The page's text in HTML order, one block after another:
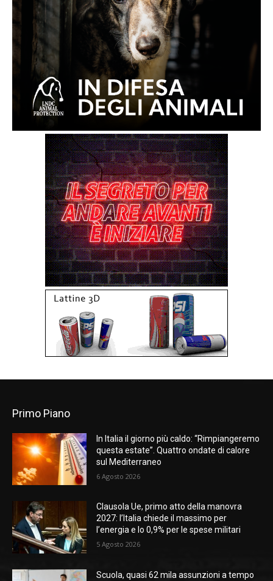
Primo Piano
In Italia il giorno più caldo: “Rimpiangeremo
questa estate”. Quattro ondate di calore
sul Mediterraneo
6 Agosto 2026
Clausola Ue, primo atto della manovra
2027: l’Italia chiede il massimo per
l’energia e lo 0,9% per le spese militari
5 Agosto 2026
Scuola, quasi 62 mila assunzioni a tempo